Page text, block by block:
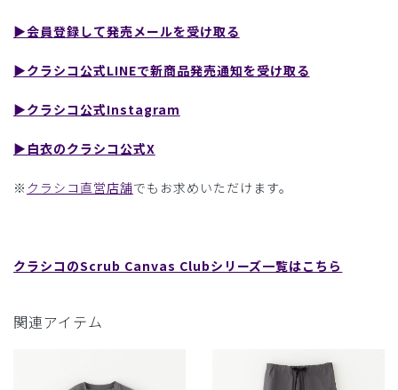
▶︎会員登録して発売メールを受け取る
▶︎クラシコ公式LINEで新商品発売通知を受け取る
▶︎クラシコ公式Instagram
▶︎白衣のクラシコ公式X
※ クラシコ直営店舗でもお求めいただけます。
クラシコのScrub Canvas Clubシリーズ一覧はこちら
関連アイテム